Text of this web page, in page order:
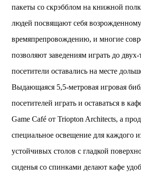
пакеты со скрэбблом на книжной
людей посвящают себя возрожденному
времяпрепровождению, и многие
позволяют заведениям играть до
посетители оставались на месте
Выдающаяся 5,5-метровая игровая
посетителей играть и оставаться в
Game Café от Triopton Architects, а
специальное освещение для каждого
устойчивых столов с гладкой
сиденья со спинками делают кафе